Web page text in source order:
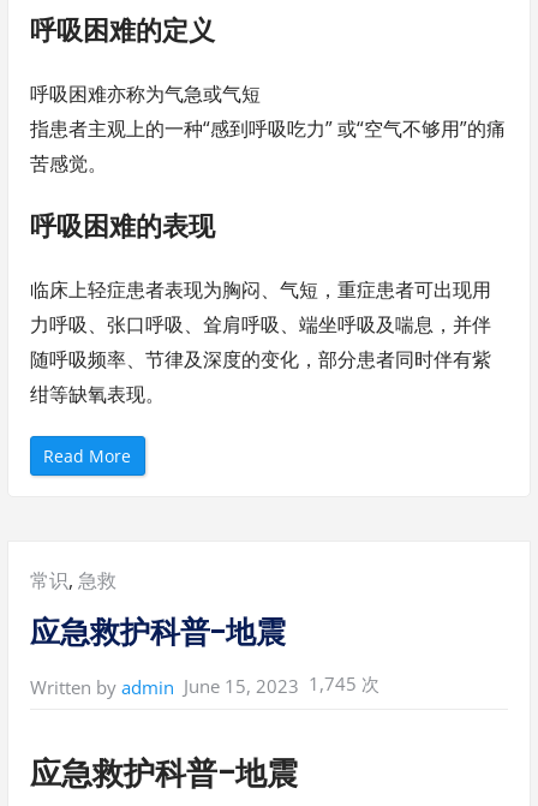
呼吸困难的定义
呼吸困难亦称为气急或气短
指患者主观上的一种“感到呼吸吃力” 或“空气不够用”的痛
苦感觉。
呼吸困难的表现
临床上轻症患者表现为胸闷、气短，重症患者可出现用
力呼吸、张口呼吸、耸肩呼吸、端坐呼吸及喘息，并伴
随呼吸频率、节律及深度的变化，部分患者同时伴有紫
绀等缺氧表现。
Read More“
应
困
难
”
Posted
in:
常识, 急救
应急救护科普-地震
Written by admin June 15, 2023 1,745 次
应急救护科普-地震